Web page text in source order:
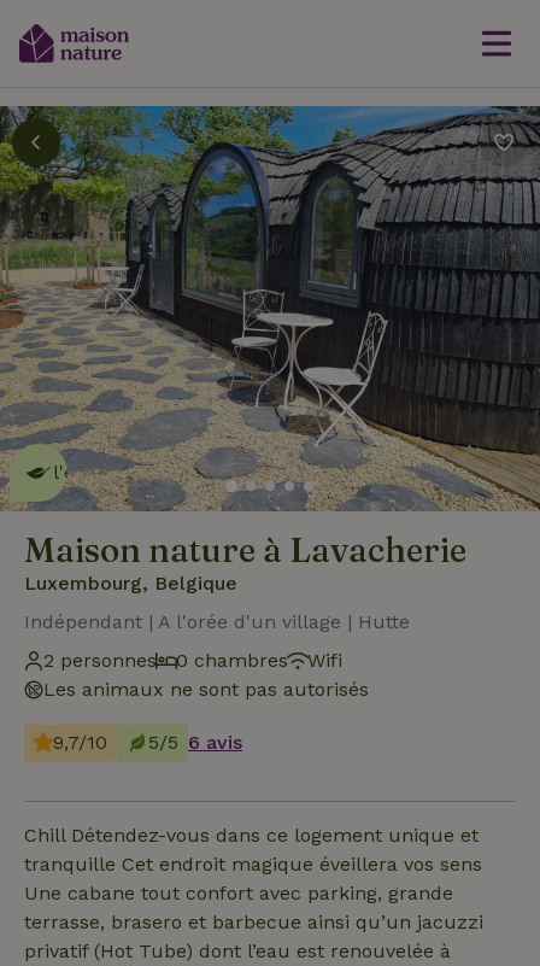
Cette Maison Nature fait de
l'effeten savoir plus
Maison nature à Lavacherie
Luxembourg, Belgique
Indépendant | A l'orée d'un village | Hutte
2 personnes
0 chambres
Wifi
Les animaux ne sont pas autorisés
9,7/10 5/5 6 avis
Chill Détendez-vous dans ce logement unique et
tranquille Cet endroit magique éveillera vos sens
Une cabane tout confort avec parking, grande
terrasse, brasero et barbecue ainsi qu’un jacuzzi
privatif (Hot Tube) dont l’eau est renouvelée à